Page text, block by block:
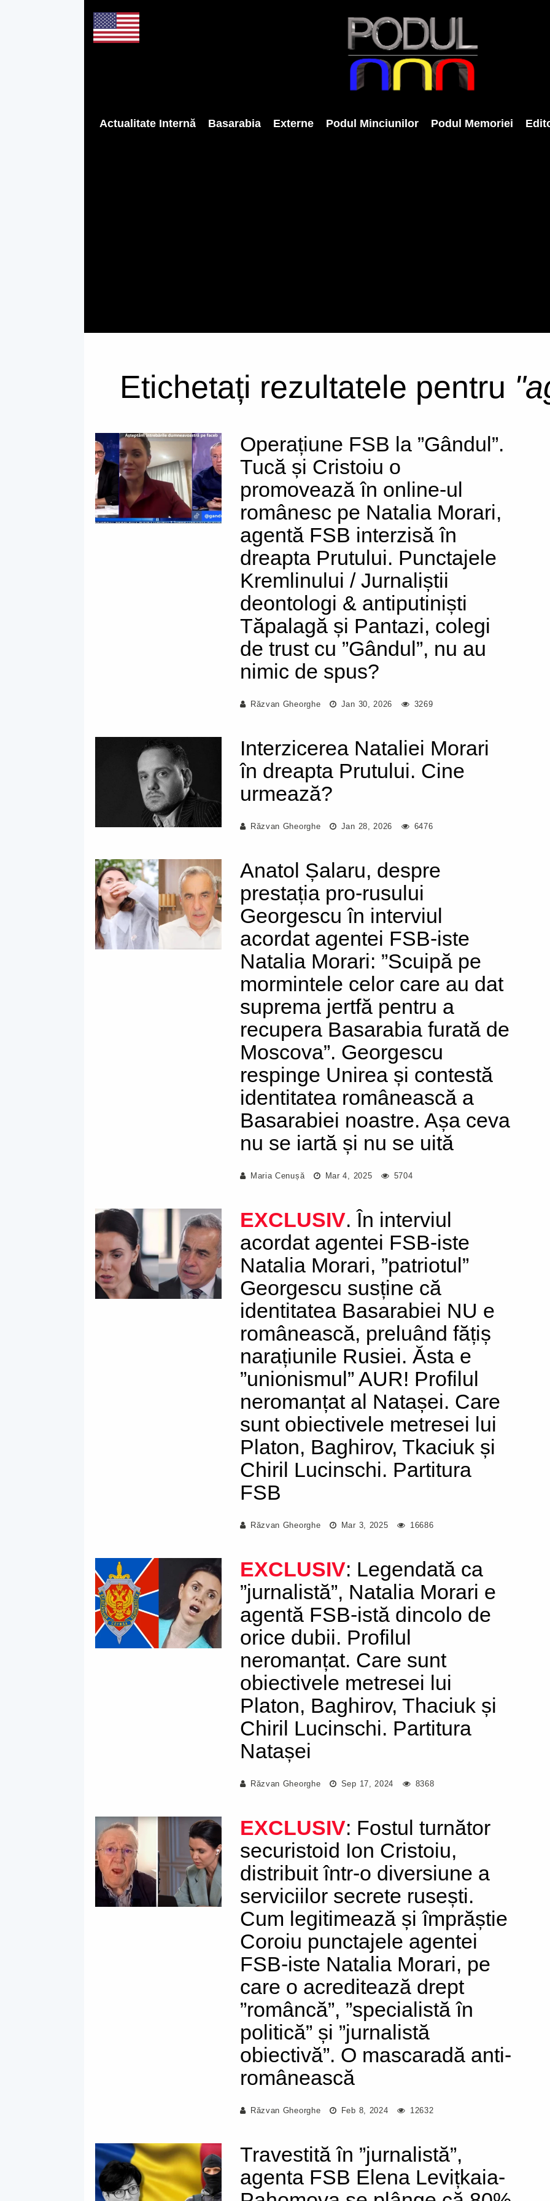
Actualitate Internă Basarabia Externe Podul Minciunilor Podul Memoriei
Etichetați rezultatele pentru
Operațiune FSB la ”Gândul”.
Tucă și Cristoiu o
promovează în online-ul
românesc pe Natalia Morari,
agentă FSB interzisă în
dreapta Prutului. Punctajele
Kremlinului / Jurnaliștii
deontologi & antiputiniști
Tăpalagă și Pantazi, colegi
de trust cu ”Gândul”, nu au
nimic de spus?
Răzvan Gheorghe Jan 30, 2026 3269
Interzicerea Nataliei Morari
în dreapta Prutului. Cine
urmează?
Răzvan Gheorghe Jan 28, 2026 6476
Anatol Șalaru, despre
prestația pro-rusului
Georgescu în interviul
acordat agentei FSB-iste
Natalia Morari: ”Scuipă pe
mormintele celor care au dat
suprema jertfă pentru a
recupera Basarabia furată de
Moscova”. Georgescu
respinge Unirea și contestă
identitatea românească a
Basarabiei noastre. Așa ceva
nu se iartă și nu se uită
Maria Cenușă Mar 4, 2025 5704
EXCLUSIV. În interviul
acordat agentei FSB-iste
Natalia Morari, ”patriotul”
Georgescu susține că
identitatea Basarabiei NU e
românească, preluând fățiș
narațiunile Rusiei. Ăsta e
”unionismul” AUR! Profilul
neromanțat al Natașei. Care
sunt obiectivele metresei lui
Platon, Baghirov, Tkaciuk și
Chiril Lucinschi. Partitura
FSB
Răzvan Gheorghe Mar 3, 2025 16686
EXCLUSIV: Legendată ca
”jurnalistă”, Natalia Morari e
agentă FSB-istă dincolo de
orice dubii. Profilul
neromanțat. Care sunt
obiectivele metresei lui
Platon, Baghirov, Thaciuk și
Chiril Lucinschi. Partitura
Natașei
Răzvan Gheorghe Sep 17, 2024 8368
EXCLUSIV: Fostul turnător
securistoid Ion Cristoiu,
distribuit într-o diversiune a
serviciilor secrete rusești.
Cum legitimează și împrăștie
Coroiu punctajele agentei
FSB-iste Natalia Morari, pe
care o acreditează drept
”româncă”, ”specialistă în
politică” și ”jurnalistă
obiectivă”. O mascaradă anti-
românească
Răzvan Gheorghe Feb 8, 2024 12632
Travestită în ”jurnalistă”,
agenta FSB Elena Levițkaia-